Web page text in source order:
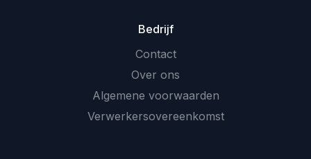
Bedrijf
Contact
Over ons
Algemene voorwaarden
Verwerkersovereenkomst